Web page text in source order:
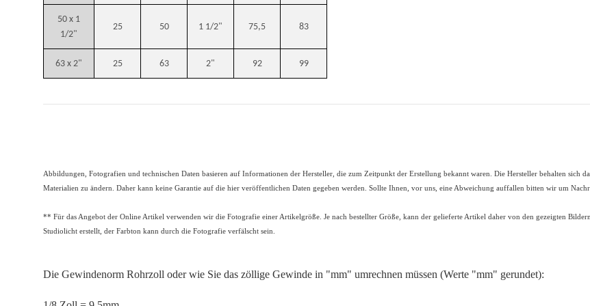
50 x 1
1/2"
25 50 1 1/2" 75,5 83
63 x 2" 25 63 2" 92 99
Abbildungen, Fotografien und technischen Daten basieren auf Informationen der Hersteller, die zum Zeitpunkt der Erstellung bekannt waren. Die Hersteller behalten sich
Materialien zu ändern. Daher kann keine Garantie auf die hier veröffentlichen Daten gegeben werden. Sollte Ihnen, vor uns, eine Abweichung auffallen bitten wir um
** Für das Angebot der Online Artikel verwenden wir die Fotografie einer Artikelgröße. Je nach bestellter Größe, kann der gelieferte Artikel daher von den gezeigten
Studiolicht erstellt, der Farbton kann durch die Fotografie verfälscht sein.
Die Gewindenorm Rohrzoll oder wie Sie das zöllige Gewinde in "mm" umrechnen müssen (Werte "mm" gerundet):